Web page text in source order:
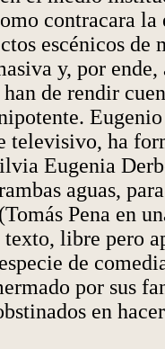
contracara la
escénicos de
y, por ende,
de rendir
televisivo, ha
Eugenia
aguas,
Pena en
libre pero
de
por sus
en